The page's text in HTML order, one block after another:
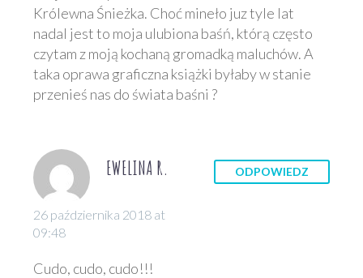
Królewna Śnieżka. Choć mineło juz tyle lat
nadal jest to moja ulubiona baśń, którą często
czytam z moją kochaną gromadką maluchów. A
taka oprawa graficzna książki byłaby w stanie
przenieś nas do świata baśni ?
EWELINA R.
26 października 2018 at
09:48
ODPOWIEDZ
Cudo, cudo, cudo!!!